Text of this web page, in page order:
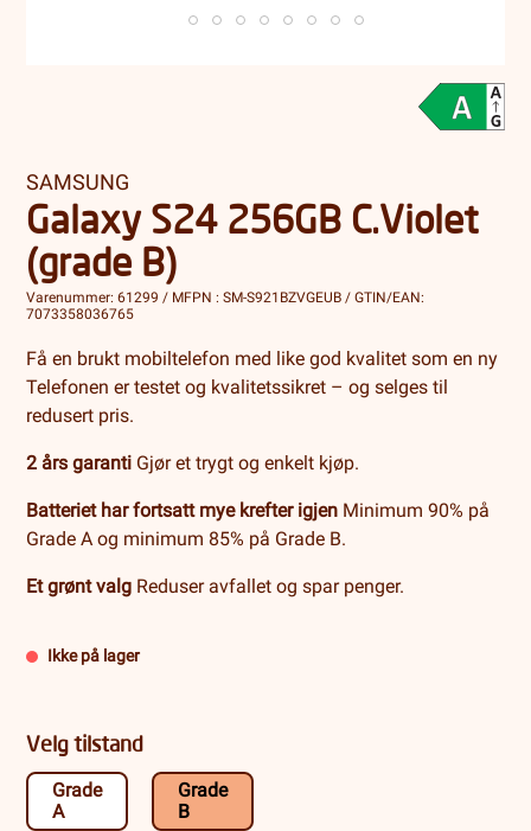
SAMSUNG
Galaxy S24 256GB C.Violet
(grade B)
Varenummer: 61299 / MFPN : SM-S921BZVGEUB / GTIN/EAN:
7073358036765
Få en brukt mobiltelefon med like god kvalitet som en ny
Telefonen er testet og kvalitetssikret – og selges til
redusert pris.
2 års garanti Gjør et trygt og enkelt kjøp.
Batteriet har fortsatt mye krefter igjen Minimum 90% på
Grade A og minimum 85% på Grade B.
Et grønt valg Reduser avfallet og spar penger.
Ikke på lager
Velg tilstand
Grade
A
Grade
B